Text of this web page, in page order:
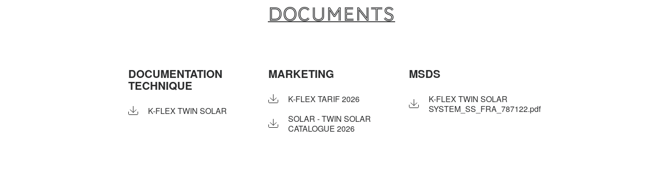
Documents
DOCUMENTATION
TECHNIQUE
K-FLEX TWIN SOLAR
MARKETING
K-FLEX TARIF 2026
SOLAR - TWIN SOLAR
CATALOGUE 2026
MSDS
K-FLEX TWIN SOLAR
SYSTEM_SS_FRA_787122.pdf